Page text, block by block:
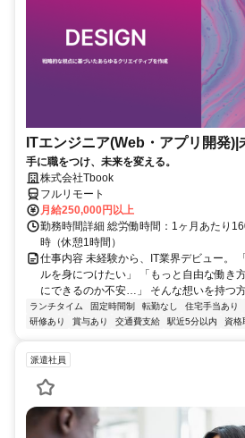
ITエンジニア(Web・アプリ開発)|
手に職をつけ、未来を変える。
株式会社Tbook
フルリモート
月給250,000円以上
勤務時間詳細 総労働時間：1ヶ月あたり
時（休憩1時間）
仕事内容 未経験から、IT業界デビュー。
ルを身につけたい」 「もっと自由な働き
にできるのか不安…」 そんな想いを持つ
ランチタイム 固定時間制 転勤なし 住宅手当あり
研修あり
賞与あり 交通費支給 駅近5分以内 資格
派遣社員